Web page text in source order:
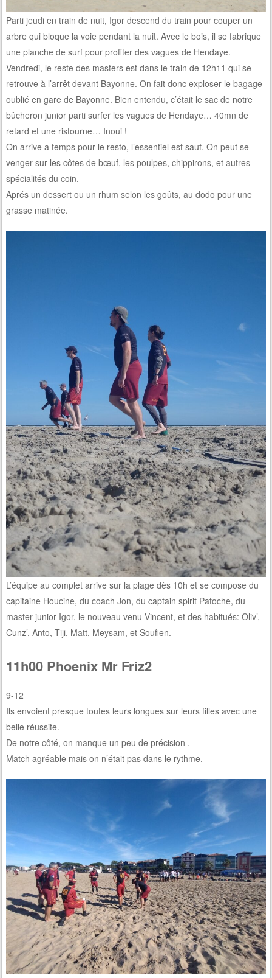
Parti jeudi en train de nuit, Igor descend du train pour couper un
arbre qui bloque la voie pendant la nuit. Avec le bois, il se fabrique
une planche de surf pour profiter des vagues de Hendaye.
Vendredi, le reste des masters est dans le train de 12h11 qui se
retrouve à l’arrêt devant Bayonne. On fait donc exploser le bagage
oublié en gare de Bayonne. Bien entendu, c’était le sac de notre
bûcheron junior parti surfer les vagues de Hendaye… 40mn de
retard et une ristourne… Inoui !
On arrive a temps pour le resto, l’essentiel est sauf. On peut se
venger sur les côtes de bœuf, les poulpes, chippirons, et autres
spécialités du coin.
Aprés un dessert ou un rhum selon les goûts, au dodo pour une
grasse matinée.
L’équipe au complet arrive sur la plage dès 10h et se compose du
capitaine Houcine, du coach Jon, du captain spirit Patoche, du
master junior Igor, le nouveau venu Vincent, et des habitués: Oliv’,
Cunz’, Anto, Tiji, Matt, Meysam, et Soufien.
11h00 Phoenix Mr Friz2
9-12
Ils envoient presque toutes leurs longues sur leurs filles avec une
belle réussite.
De notre côté, on manque un peu de précision .
Match agréable mais on n’était pas dans le rythme.